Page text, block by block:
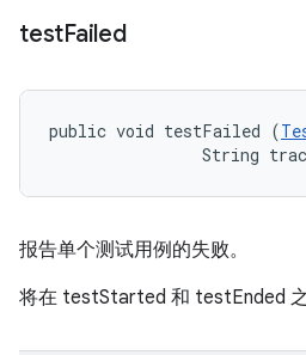
testFailed
public void testFailed (
String
报告单个测试用例的失败。
将在 testStarted 和 testEnded 之